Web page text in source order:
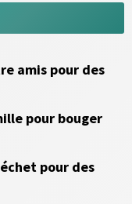
amis pour des
pour bouger
pour des